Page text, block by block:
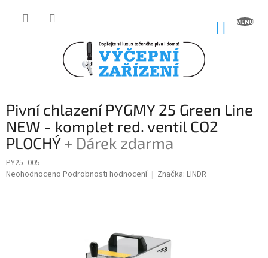
Pivní chlazení PYGMY 25 Green Line
NEW - komplet red. ventil CO2
PLOCHÝ+ Dárek zdarma
PY25_005
Průměrné
Neohodnoceno Podrobnosti hodnocení Značka: LINDR